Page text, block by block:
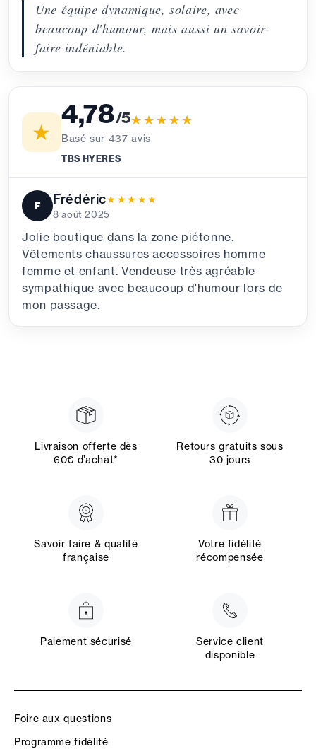
Une équipe dynamique, solaire, avec
beaucoup d'humour, mais aussi un savoir-
faire indéniable.
★
4,78/5★★★★★
★★★★★
Basé sur 437 avis
TBS HYERES
F Frédéric★★★★★
★★★★★
8 août 2025
Jolie boutique dans la zone piétonne.
Vêtements chaussures accessoires homme
femme et enfant. Vendeuse très agréable
sympathique avec beaucoup d'humour lors de
mon passage.
Livraison offerte dès
60€ d’achat*
Retours gratuits sous
30 jours
Savoir faire & qualité
française
Votre fidélité
récompensée
Paiement sécurisé
Service client
disponible
Foire aux questions
Programme fidélité